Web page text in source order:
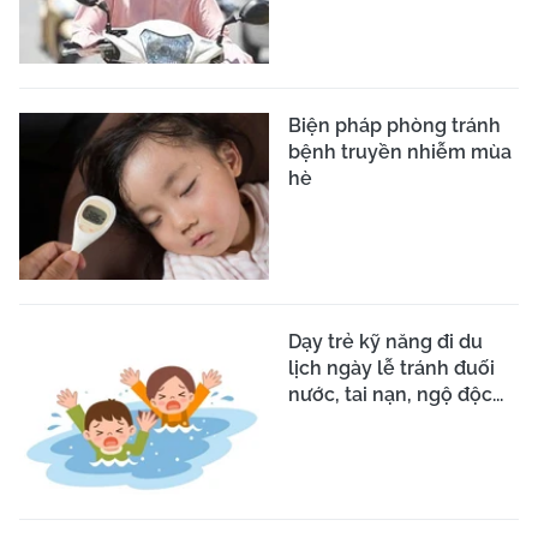
Biện pháp phòng tránh
bệnh truyền nhiễm mùa
hè
Dạy trẻ kỹ năng đi du
lịch ngày lễ tránh đuối
nước, tai nạn, ngộ độc...